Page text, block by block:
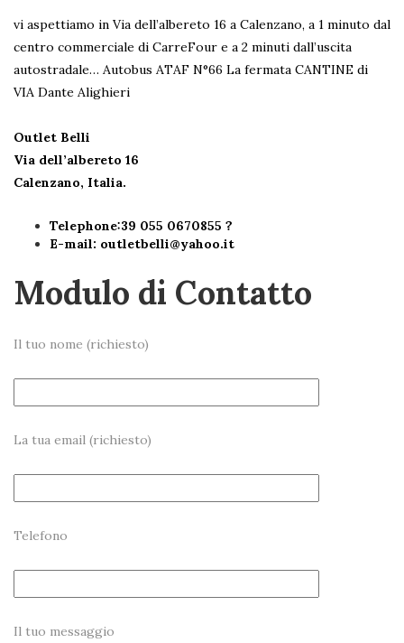
vi aspettiamo in Via dell’albereto 16 a Calenzano, a 1 minuto dal
centro commerciale di CarreFour e a 2 minuti dall’uscita
autostradale… Autobus ATAF N°66 La fermata CANTINE di
VIA Dante Alighieri
Outlet Belli
Via dell’albereto 16
Calenzano, Italia.
Telephone:39 055 0670855 ?
E-mail: outletbelli@yahoo.it
Modulo di Contatto
Il tuo nome (richiesto)
La tua email (richiesto)
Telefono
Il tuo messaggio